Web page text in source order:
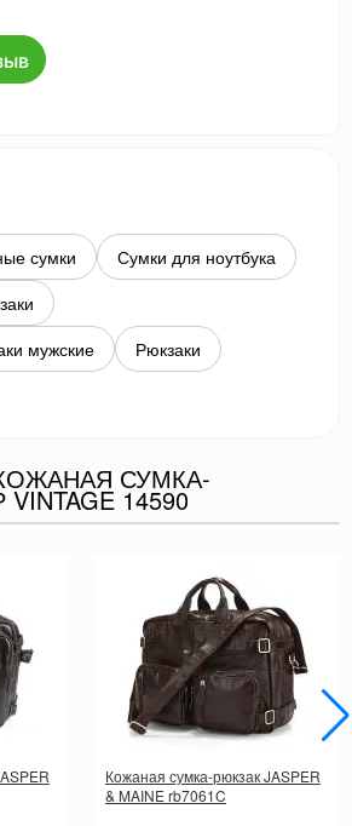
сумки
Сумки для ноутбука
мужские
Рюкзаки
СУМКА-
14590
Кожаная сумка-рюкзак JASPER
& MAINE rb7061C